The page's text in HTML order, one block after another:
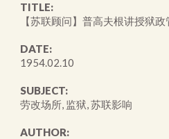
TITLE:
【苏联顾问】普高夫根讲授狱
DATE:
1954.02.10
SUBJECT:
劳改场所, 监狱, 苏联影响
AUTHOR: